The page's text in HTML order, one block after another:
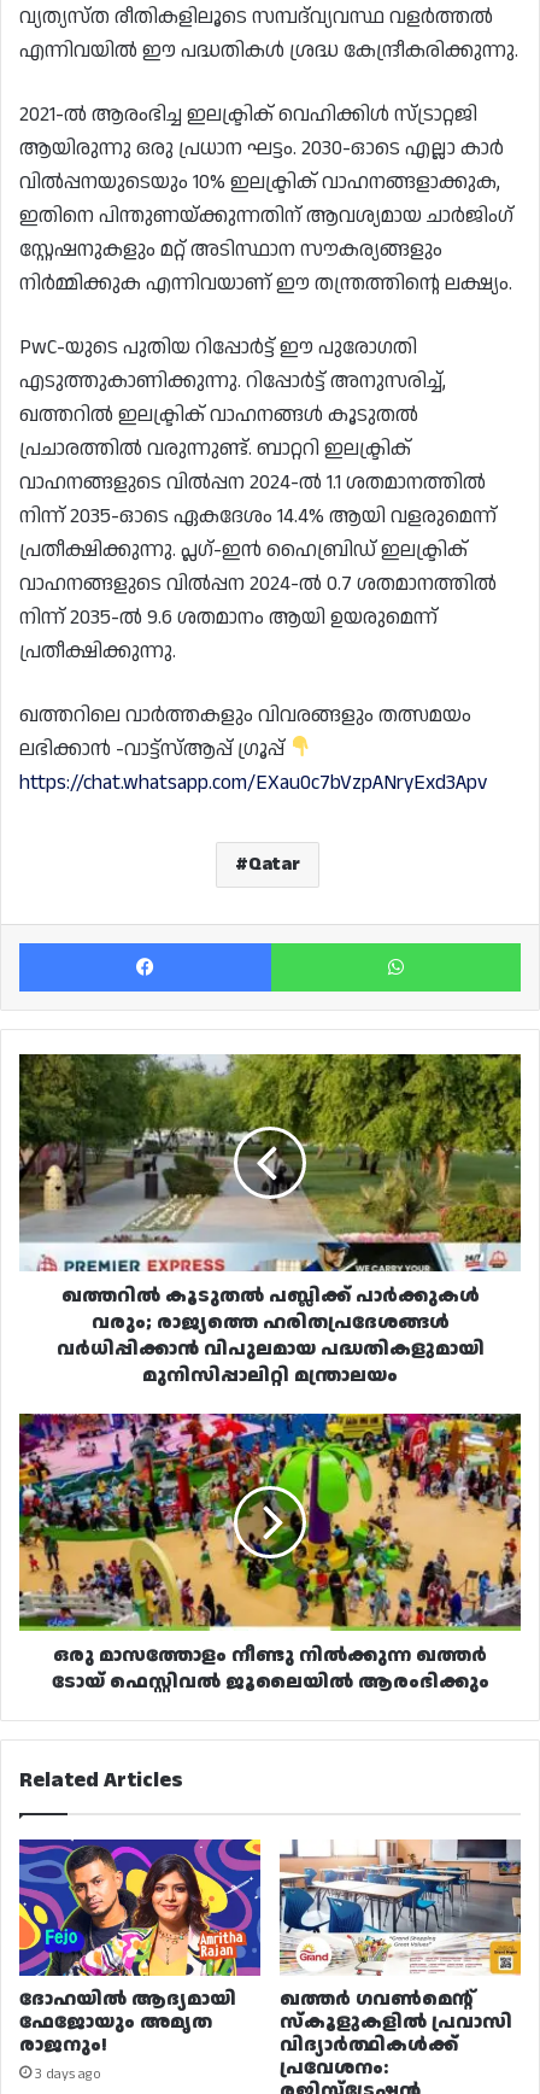
വ്യത്യസ്‌ത രീതികളിലൂടെ സമ്പദ്‌വ്യവസ്ഥ വളർത്തൽ
എന്നിവയിൽ ഈ പദ്ധതികൾ ശ്രദ്ധ കേന്ദ്രീകരിക്കുന്നു.
2021-ൽ ആരംഭിച്ച ഇലക്ട്രിക് വെഹിക്കിൾ സ്ട്രാറ്റജി
ആയിരുന്നു ഒരു പ്രധാന ഘട്ടം. 2030-ഓടെ എല്ലാ കാർ
വിൽപ്പനയുടെയും 10% ഇലക്ട്രിക് വാഹനങ്ങളാക്കുക,
ഇതിനെ പിന്തുണയ്ക്കുന്നതിന് ആവശ്യമായ ചാർജിംഗ്
സ്റ്റേഷനുകളും മറ്റ് അടിസ്ഥാന സൗകര്യങ്ങളും
നിർമ്മിക്കുക എന്നിവയാണ് ഈ തന്ത്രത്തിന്റെ ലക്ഷ്യം.
PwC-യുടെ പുതിയ റിപ്പോർട്ട് ഈ പുരോഗതി
എടുത്തുകാണിക്കുന്നു. റിപ്പോർട്ട് അനുസരിച്ച്,
ഖത്തറിൽ ഇലക്ട്രിക് വാഹനങ്ങൾ കൂടുതൽ
പ്രചാരത്തിൽ വരുന്നുണ്ട്. ബാറ്ററി ഇലക്ട്രിക്
വാഹനങ്ങളുടെ വിൽപ്പന 2024-ൽ 1.1 ശതമാനത്തിൽ
നിന്ന് 2035-ഓടെ ഏകദേശം 14.4% ആയി വളരുമെന്ന്
പ്രതീക്ഷിക്കുന്നു. പ്ലഗ്-ഇൻ ഹൈബ്രിഡ് ഇലക്ട്രിക്
വാഹനങ്ങളുടെ വിൽപ്പന 2024-ൽ 0.7 ശതമാനത്തിൽ
നിന്ന് 2035-ൽ 9.6 ശതമാനം ആയി ഉയരുമെന്ന്
പ്രതീക്ഷിക്കുന്നു.
ഖത്തറിലെ വാർത്തകളും വിവരങ്ങളും തത്സമയം
ലഭിക്കാൻ -വാട്ട്സ്ആപ്പ് ഗ്രൂപ്പ്
https://chat.whatsapp.com/EXau0c7bVzpANryExd3Apv
Qatar
Facebook
ഖത്തറിൽ
കൂടുതൽ
പബ്ലിക്ക്
പാർക്കുകൾ
വരും;
രാജ്യത്തെ
ഹരിതപ്രദേശങ്ങൾ
വർധിപ്പിക്കാൻ
വിപുലമായ
പദ്ധതികളുമായി
മുനിസിപ്പാലിറ്റി
മന്ത്രാലയം
ഖത്തറിൽ കൂടുതൽ പബ്ലിക്ക് പാർക്കുകൾ
വരും; രാജ്യത്തെ ഹരിതപ്രദേശങ്ങൾ
വർധിപ്പിക്കാൻ വിപുലമായ പദ്ധതികളുമായി
മുനിസിപ്പാലിറ്റി മന്ത്രാലയം
ഒരു
മാസത്തോളം
നീണ്ടു
നിൽക്കുന്ന
ഖത്തർ
ടോയ്
ഫെസ്റ്റിവൽ
ജൂലൈയിൽ
ആരംഭിക്കും
ഒരു മാസത്തോളം നീണ്ടു നിൽക്കുന്ന ഖത്തർ
ടോയ് ഫെസ്റ്റിവൽ ജൂലൈയിൽ ആരംഭിക്കും
Related Articles
ദോഹയിൽ ആദ്യമായി
ഫേജോയും അമൃത
രാജനും!
3 days ago
ഖത്തർ ഗവൺമെന്റ്
സ്കൂളുകളിൽ പ്രവാസി
വിദ്യാർത്ഥികൾക്ക്
പ്രവേശനം: